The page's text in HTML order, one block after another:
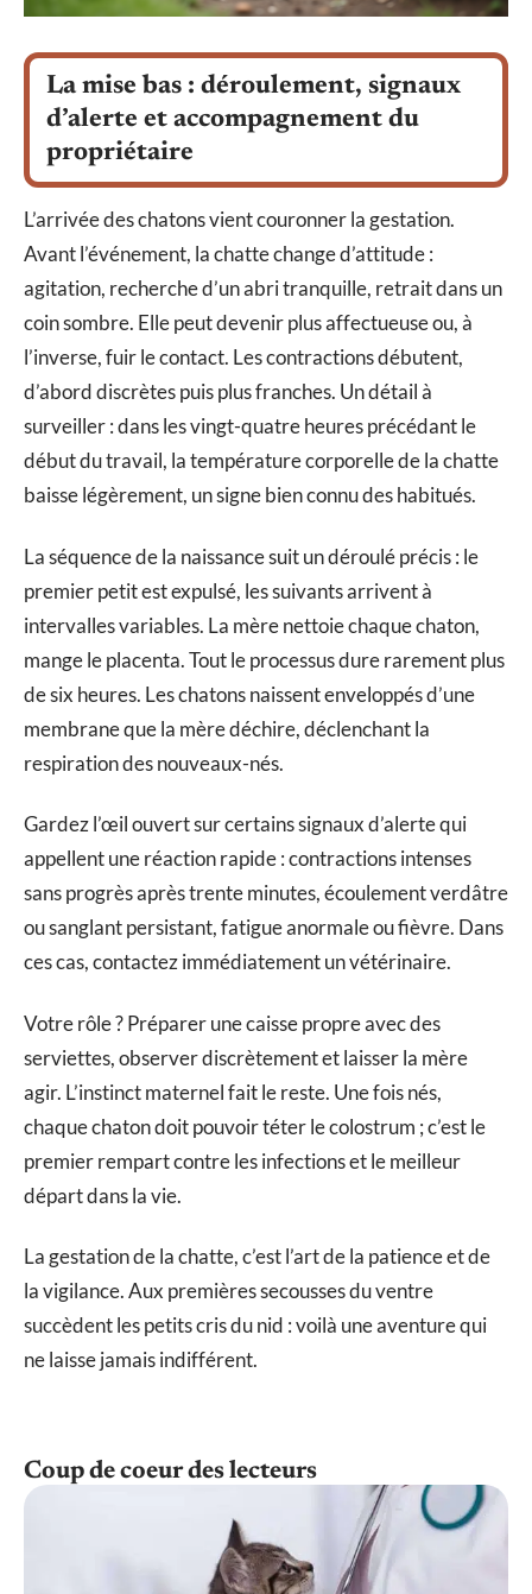
La mise bas : déroulement, signaux
d’alerte et accompagnement du
propriétaire
L’arrivée des chatons vient couronner la gestation.
Avant l’événement, la chatte change d’attitude :
agitation, recherche d’un abri tranquille, retrait dans un
coin sombre. Elle peut devenir plus affectueuse ou, à
l’inverse, fuir le contact. Les contractions débutent,
d’abord discrètes puis plus franches. Un détail à
surveiller : dans les vingt-quatre heures précédant le
début du travail, la température corporelle de la chatte
baisse légèrement, un signe bien connu des habitués.
La séquence de la naissance suit un déroulé précis : le
premier petit est expulsé, les suivants arrivent à
intervalles variables. La mère nettoie chaque chaton,
mange le placenta. Tout le processus dure rarement plus
de six heures. Les chatons naissent enveloppés d’une
membrane que la mère déchire, déclenchant la
respiration des nouveaux-nés.
Gardez l’œil ouvert sur certains signaux d’alerte qui
appellent une réaction rapide : contractions intenses
sans progrès après trente minutes, écoulement verdâtre
ou sanglant persistant, fatigue anormale ou fièvre. Dans
ces cas, contactez immédiatement un vétérinaire.
Votre rôle ? Préparer une caisse propre avec des
serviettes, observer discrètement et laisser la mère
agir. L’instinct maternel fait le reste. Une fois nés,
chaque chaton doit pouvoir téter le colostrum ; c’est le
premier rempart contre les infections et le meilleur
départ dans la vie.
La gestation de la chatte, c’est l’art de la patience et de
la vigilance. Aux premières secousses du ventre
succèdent les petits cris du nid : voilà une aventure qui
ne laisse jamais indifférent.
Coup de coeur des lecteurs